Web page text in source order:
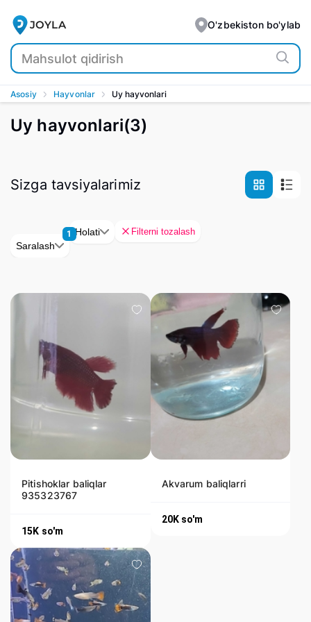
JOYLA O'zbekiston bo'ylab
Asosiy Hayvonlar Uy hayvonlari
Uy hayvonlari(3)
Sizga tavsiyalarimiz
Saralash
1 Holati Filterni tozalash
Pitishoklar baliqlar
935323767
15K so'm
Akvarum baliqlarri
20K so'm